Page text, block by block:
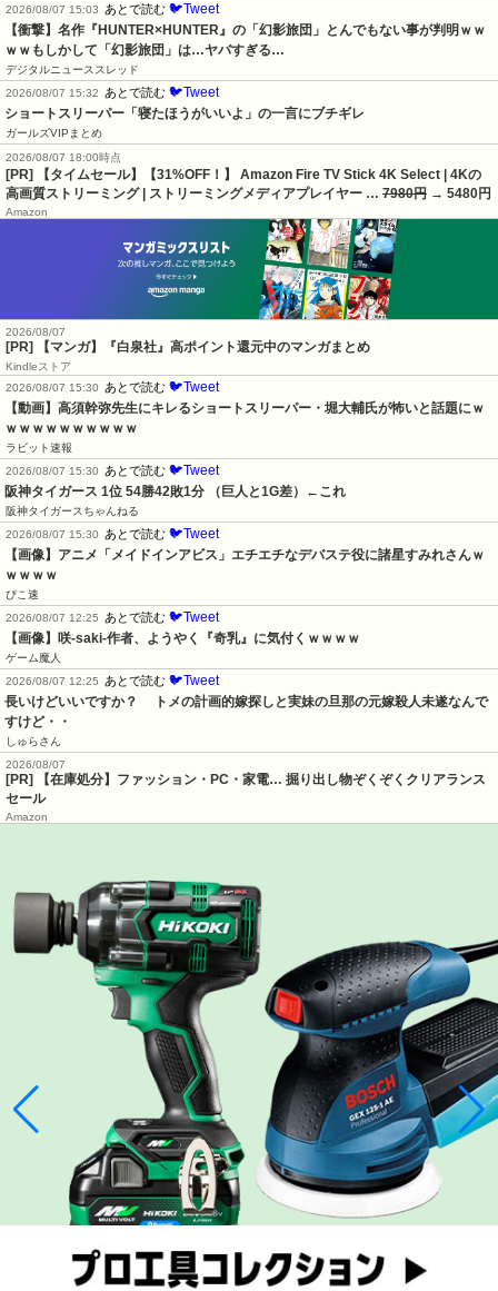
2026/08/07 15:03
あとで読む 🐦Tweet
【衝撃】名作『HUNTER×HUNTER』の「幻影旅団」とんでもない事が判明ｗｗ
ｗｗもしかして「幻影旅団」は…ヤバすぎる…
デジタルニューススレッド
2026/08/07 15:32
あとで読む 🐦Tweet
ショートスリーパー「寝たほうがいいよ」の一言にブチギレ
ガールズVIPまとめ
2026/08/07 18:00時点
[PR] 【タイムセール】【31%OFF！】 Amazon Fire TV Stick 4K Select | 4Kの
高画質ストリーミング | ストリーミングメディアプレイヤー … 7980円 → 5480円
Amazon
2026/08/07
[PR] 【マンガ】『白泉社』高ポイント還元中のマンガまとめ
Kindleストア
2026/08/07 15:30
あとで読む 🐦Tweet
【動画】高須幹弥先生にキレるショートスリーパー・堀大輔氏が怖いと話題にｗ
ｗｗｗｗｗｗｗｗｗｗ
ラビット速報
2026/08/07 15:30
あとで読む 🐦Tweet
阪神タイガース 1位 54勝42敗1分 （巨人と1G差）←これ
阪神タイガースちゃんねる
2026/08/07 15:30
あとで読む 🐦Tweet
【画像】アニメ「メイドインアビス」エチエチなデバステ役に諸星すみれさんｗ
ｗｗｗｗ
ぴこ速
2026/08/07 12:25
あとで読む 🐦Tweet
【画像】咲-saki-作者、ようやく『奇乳』に気付くｗｗｗｗ
ゲーム魔人
2026/08/07 12:25
あとで読む 🐦Tweet
長いけどいいですか？     トメの計画的嫁探しと実妹の旦那の元嫁殺人未遂なんで
すけど・・
しゅらさん
2026/08/07
[PR] 【在庫処分】ファッション・PC・家電… 掘り出し物ぞくぞくクリアランス
セール
Amazon